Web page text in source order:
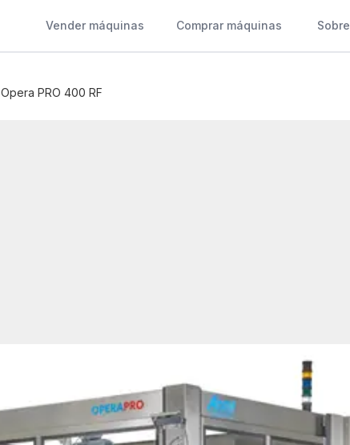
Vender máquinas Comprar máquinas Sobre
Opera PRO 400 RF